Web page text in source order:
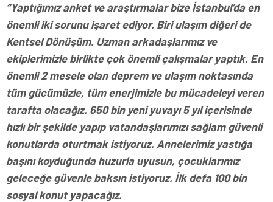
“Yaptığımız anket ve araştırmalar bize İstanbul’da en
önemli iki sorunu işaret ediyor. Biri ulaşım diğeri de
Kentsel Dönüşüm. Uzman arkadaşlarımız ve
ekiplerimizle birlikte çok önemli çalışmalar yaptık. En
önemli 2 mesele olan deprem ve ulaşım noktasında
tüm gücümüzle, tüm enerjimizle bu mücadeleyi veren
tarafta olacağız. 650 bin yeni yuvayı 5 yıl içerisinde
hızlı bir şekilde yapıp vatandaşlarımızı sağlam güvenli
konutlarda oturtmak istiyoruz. Annelerimiz yastığa
başını koyduğunda huzurla uyusun, çocuklarımız
geleceğe güvenle baksın istiyoruz. İlk defa 100 bin
sosyal konut yapacağız.